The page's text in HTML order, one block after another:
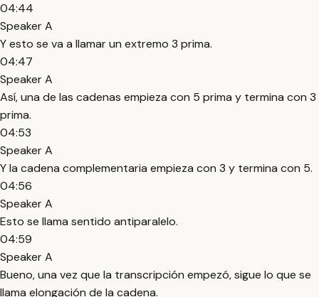
04:44
Speaker A
Y esto se va a llamar un extremo 3 prima.
04:47
Speaker A
Así, una de las cadenas empieza con 5 prima y termina con 3
prima.
04:53
Speaker A
Y la cadena complementaria empieza con 3 y termina con 5.
04:56
Speaker A
Esto se llama sentido antiparalelo.
04:59
Speaker A
Bueno, una vez que la transcripción empezó, sigue lo que se
llama elongación de la cadena.